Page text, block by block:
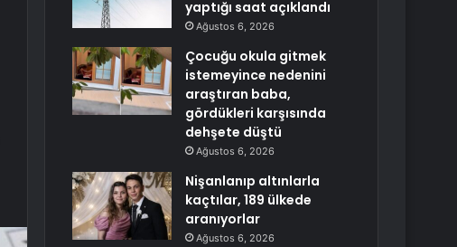
yaptığı saat açıklandı
Ağustos 6, 2026
Çocuğu okula gitmek
istemeyince nedenini
araştıran baba,
gördükleri karşısında
dehşete düştü
Ağustos 6, 2026
Nişanlanıp altınlarla
kaçtılar, 189 ülkede
aranıyorlar
Ağustos 6, 2026